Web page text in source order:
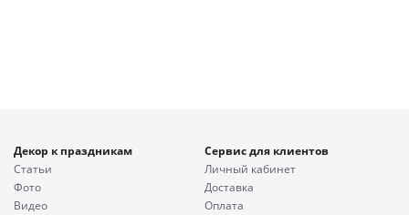
Декор к праздникам
Статьи
Фото
Видео
Сервис для клиентов
Личный кабинет
Доставка
Оплата